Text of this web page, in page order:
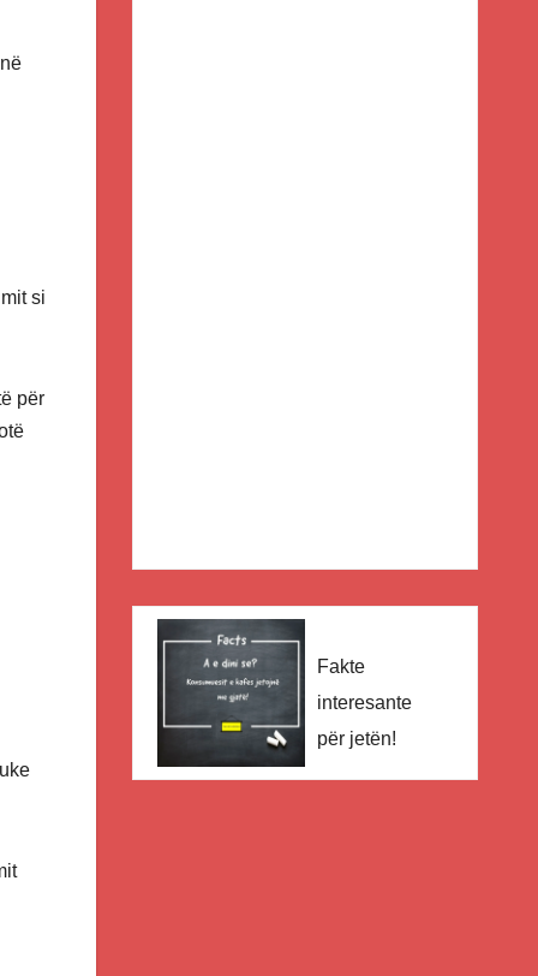
si
për
Fakte
interesante
për jetën!